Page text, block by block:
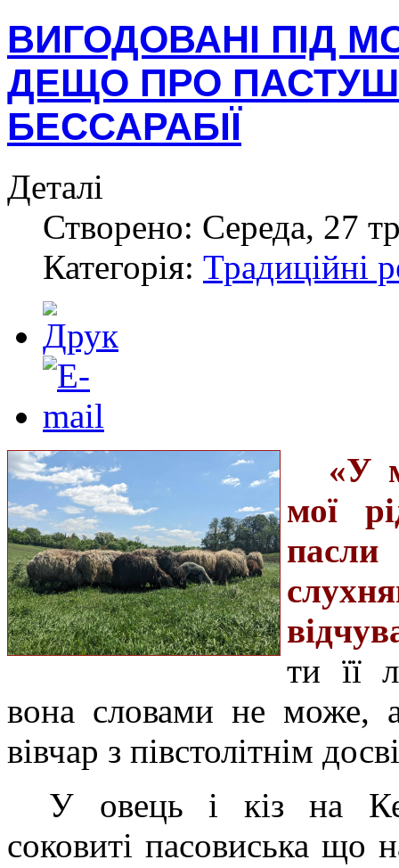
ВИГОДОВАНІ ПІД
ДЕЩО ПРО ПАСТУШІ
БЕССАРАБІЇ
Деталі
Створено: Середа, 27
Категорія: Традиційні
«У
мої
ти її
вона словами не може,
вівчар з півстолітнім
У овець і кіз на
соковиті пасовиська що